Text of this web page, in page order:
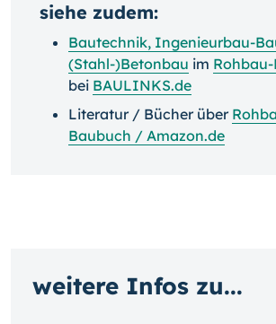
siehe zudem:
Bautechnik, Ingenieurbau-
(Stahl-)Betonbau im
bei BAULINKS.de
Literatur / Bücher über
Baubuch / Amazon.de
weitere Infos zu...